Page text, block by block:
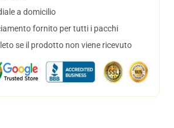
a domicilio
fornito per tutti i pacchi
se il prodotto non viene ricevuto